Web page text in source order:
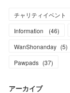
チャリティイベント
Information
(46)
WanShonanday (5)
Pawpads (37)
アーカイブ